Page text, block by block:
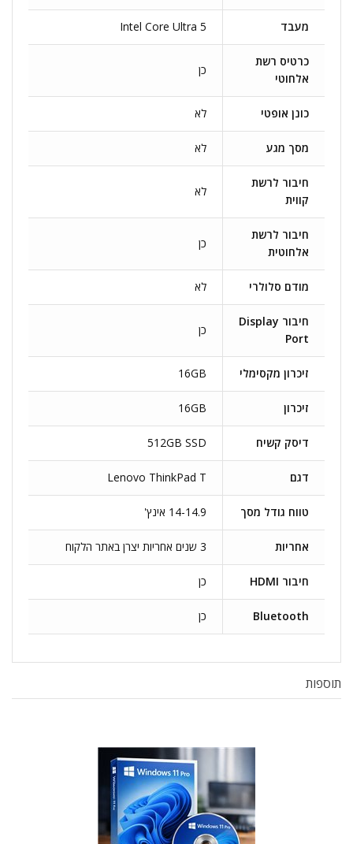
מעבד Intel Core Ultra 5
כרטיס רשת
אלחוטי
כן
כונן אופטי לא
מסך מגע לא
חיבור לרשת
קווית
לא
חיבור לרשת
אלחוטית
כן
מודם סלולרי לא
חיבור Display
Port
כן
זיכרון מקסימלי 16GB
זיכרון 16GB
דיסק קשיח 512GB SSD
דגם Lenovo ThinkPad T
טווח גודל מסך 14-14.9 אינץ'
אחריות 3 שנים אחריות יצרן באתר הלקוח
חיבור HDMI כן
Bluetooth כן
תוספות